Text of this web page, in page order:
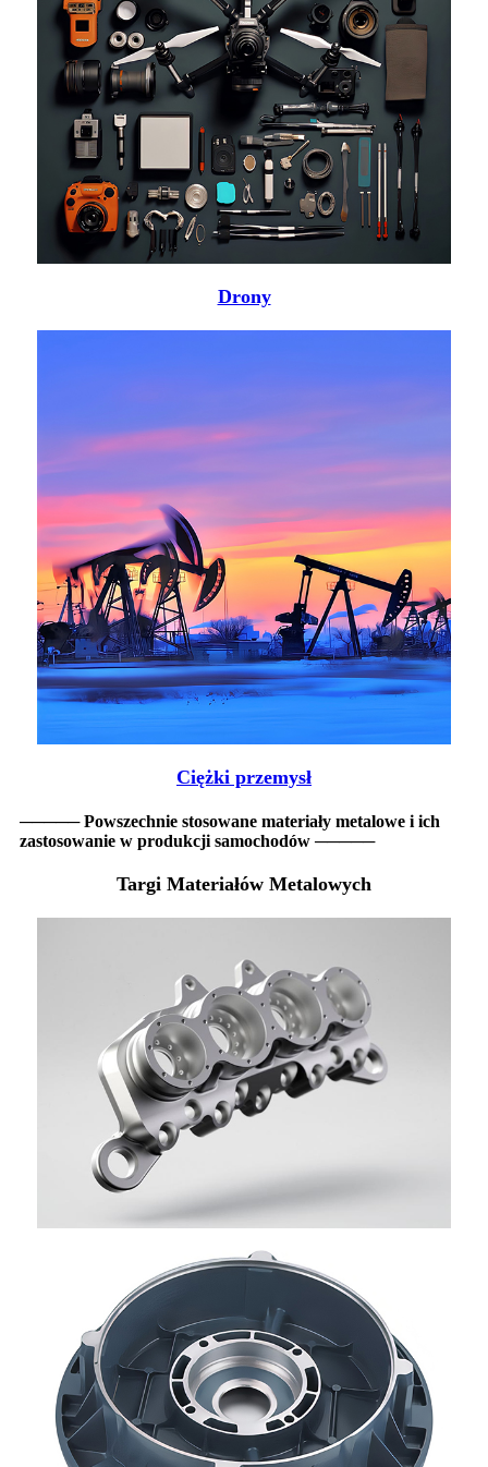
Drony
Ciężki przemysł
───── Powszechnie stosowane materiały metalowe i ich
zastosowanie w produkcji samochodów ─────
Targi Materiałów Metalowych